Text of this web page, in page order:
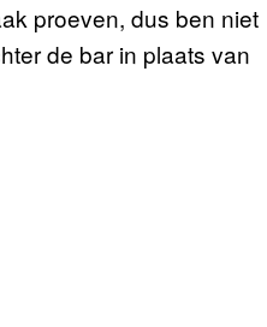
proeven, dus ben niet
de bar in plaats van